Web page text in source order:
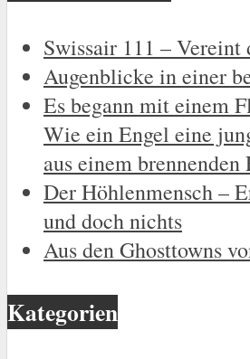
Swissair 111 –
Augenblicke in einer
Es begann mit einem
Wie ein Engel eine
aus einem
Der Höhlenmensch –
und doch nichts
Aus den Ghosttowns
Kategorien